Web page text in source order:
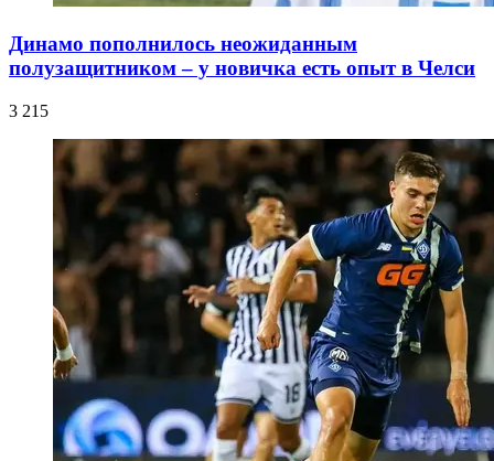
Динамо пополнилось неожиданным
полузащитником – у новичка есть опыт в Челси
3 215